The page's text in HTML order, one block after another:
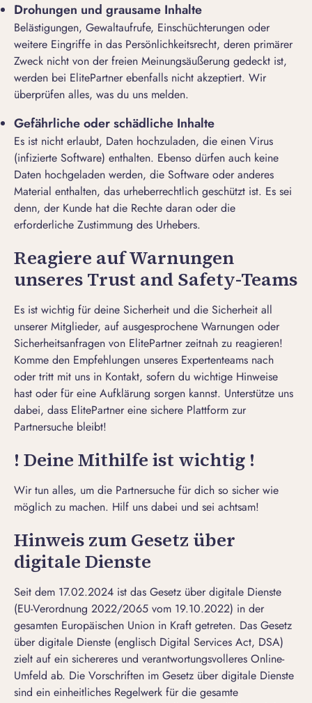
Drohungen und grausame Inhalte
Belästigungen, Gewaltaufrufe, Einschüchterungen oder
weitere Eingriffe in das Persönlichkeitsrecht, deren primärer
Zweck nicht von der freien Meinungsäußerung gedeckt ist,
werden bei ElitePartner ebenfalls nicht akzeptiert. Wir
überprüfen alles, was du uns melden.
Gefährliche oder schädliche Inhalte
Es ist nicht erlaubt, Daten hochzuladen, die einen Virus
(infizierte Software) enthalten. Ebenso dürfen auch keine
Daten hochgeladen werden, die Software oder anderes
Material enthalten, das urheberrechtlich geschützt ist. Es sei
denn, der Kunde hat die Rechte daran oder die
erforderliche Zustimmung des Urhebers.
Reagiere auf Warnungen
unseres Trust and Safety-Teams
Es ist wichtig für deine Sicherheit und die Sicherheit all
unserer Mitglieder, auf ausgesprochene Warnungen oder
Sicherheitsanfragen von ElitePartner zeitnah zu reagieren!
Komme den Empfehlungen unseres Expertenteams nach
oder tritt mit uns in Kontakt, sofern du wichtige Hinweise
hast oder für eine Aufklärung sorgen kannst. Unterstütze uns
dabei, dass ElitePartner eine sichere Plattform zur
Partnersuche bleibt!
! Deine Mithilfe ist wichtig !
Wir tun alles, um die Partnersuche für dich so sicher wie
möglich zu machen. Hilf uns dabei und sei achtsam!
Hinweis zum Gesetz über
digitale Dienste
Seit dem 17.02.2024 ist das Gesetz über digitale Dienste
(EU-Verordnung 2022/2065 vom 19.10.2022) in der
gesamten Europäischen Union in Kraft getreten. Das Gesetz
über digitale Dienste (englisch Digital Services Act, DSA)
zielt auf ein sichereres und verantwortungsvolleres Online-
Umfeld ab. Die Vorschriften im Gesetz über digitale Dienste
sind ein einheitliches Regelwerk für die gesamte